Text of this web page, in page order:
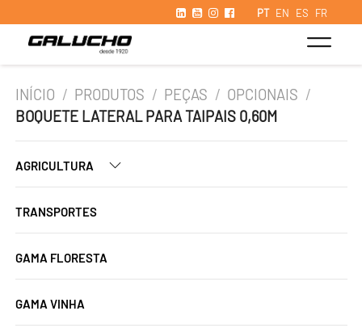
PT EN ES FR
INÍCIO / PRODUTOS / PEÇAS / OPCIONAIS /
BOQUETE LATERAL PARA TAIPAIS 0,60M
AGRICULTURA
TRANSPORTES
GAMA FLORESTA
GAMA VINHA